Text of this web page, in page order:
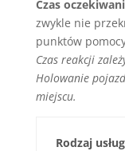
Czas
zwykle nie
punktów
Czas reakcji
Holowanie
miejscu.
Rodzaj